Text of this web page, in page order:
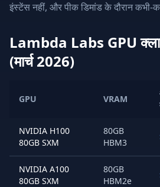
इंस्टेंस नहीं, और पीक डिमांड के दौरान कभी-
Lambda Labs GPU
(मार्च 2026)
GPU VRAM
NVIDIA H100
80GB SXM
80GB
HBM3
NVIDIA A100
80GB SXM
80GB
HBM2e